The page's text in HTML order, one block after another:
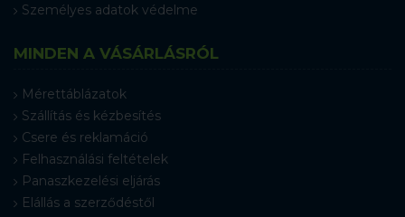
Személyes adatok védelme
MINDEN A VÁSÁRLÁSRÓL
Mérettáblázatok
Szállítás és kézbesítés
Csere és reklamáció
Felhasználási feltételek
Panaszkezelési eljárás
Elállás a szerződéstől